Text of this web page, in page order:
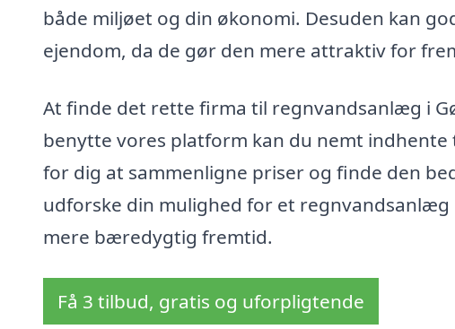
både miljøet og din økonomi. Desuden kan
ejendom, da de gør den mere attraktiv for
At finde det rette firma til regnvandsanlæg i
benytte vores platform kan du nemt
for dig at sammenligne priser og finde den
udforske din mulighed for et
mere bæredygtig fremtid.
Få 3 tilbud, gratis og uforpligtende